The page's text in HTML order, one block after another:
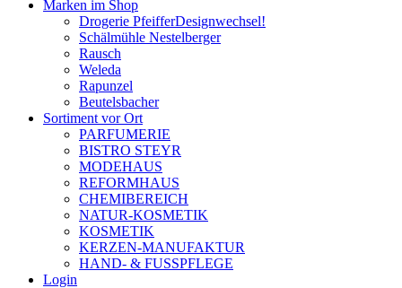
Marken im Shop
Drogerie PfeifferDesignwechsel!
Schälmühle Nestelberger
Rausch
Weleda
Rapunzel
Beutelsbacher
Sortiment vor Ort
PARFUMERIE
BISTRO STEYR
MODEHAUS
REFORMHAUS
CHEMIBEREICH
NATUR-KOSMETIK
KOSMETIK
KERZEN-MANUFAKTUR
HAND- & FUSSPFLEGE
Login